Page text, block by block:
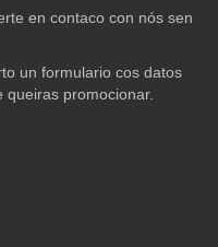
en contaco con nós sen
un formulario cos datos
promocionar.